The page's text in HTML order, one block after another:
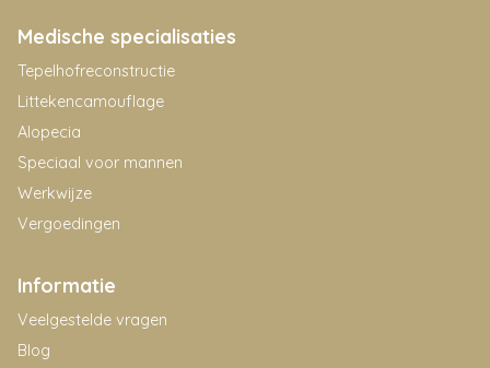
Medische specialisaties
Tepelhofreconstructie
Littekencamouflage
Alopecia
Speciaal voor mannen
Werkwijze
Vergoedingen
Informatie
Veelgestelde vragen
Blog